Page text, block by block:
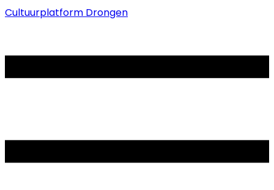
Cultuurplatform Drongen